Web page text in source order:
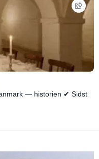
— historien ✔ Sidst